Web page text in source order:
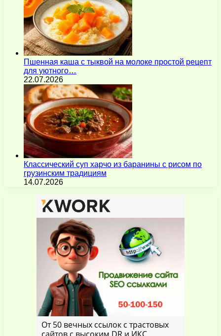
Пшенная каша с тыквой на молоке простой рецепт
для уютного…
22.07.2026
Классический суп харчо из баранины с рисом по
грузинским традициям
14.07.2026